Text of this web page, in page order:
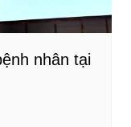
nhân tại